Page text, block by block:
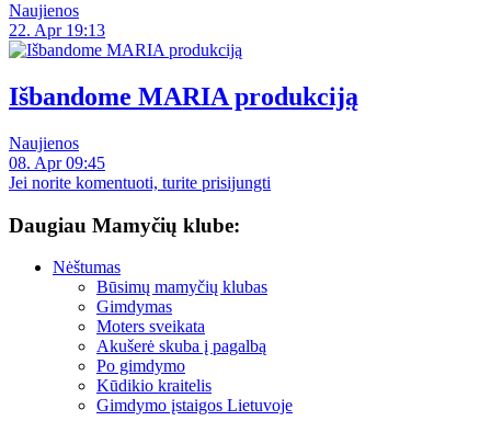
Naujienos
22. Apr 19:13
Išbandome MARIA produkciją
Naujienos
08. Apr 09:45
Jei norite komentuoti, turite prisijungti
Daugiau Mamyčių klube:
Nėštumas
Būsimų mamyčių klubas
Gimdymas
Moters sveikata
Akušerė skuba į pagalbą
Po gimdymo
Kūdikio kraitelis
Gimdymo įstaigos Lietuvoje